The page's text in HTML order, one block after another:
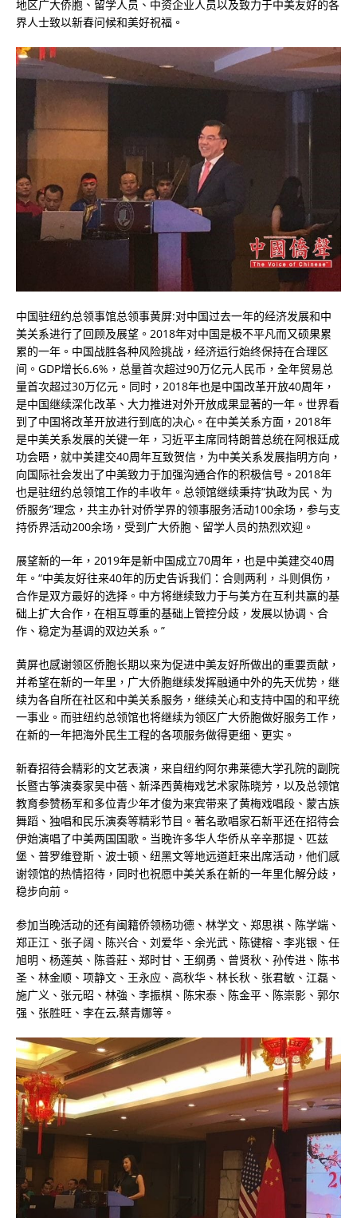
地区广大侨胞、留学人员、中资企业人员以及致力于中美友好的各
界人士致以新春问候和美好祝福。
中国驻纽约总领事馆总领事黄屏:对中国过去一年的经济发展和中
美关系进行了回顾及展望。2018年对中国是极不平凡而又硕果累
累的一年。中国战胜各种风险挑战，经济运行始终保持在合理区
间。GDP增长6.6%，总量首次超过90万亿元人民币，全年贸易总
量首次超过30万亿元。同时，2018年也是中国改革开放40周年，
是中国继续深化改革、大力推进对外开放成果显著的一年。世界看
到了中国将改革开放进行到底的决心。在中美关系方面，2018年
是中美关系发展的关键一年，习近平主席同特朗普总统在阿根廷成
功会晤，就中美建交40周年互致贺信，为中美关系发展指明方向，
向国际社会发出了中美致力于加强沟通合作的积极信号。2018年
也是驻纽约总领馆工作的丰收年。总领馆继续秉持“执政为民、为
侨服务”理念，共主办针对侨学界的领事服务活动100余场，参与支
持侨界活动200余场，受到广大侨胞、留学人员的热烈欢迎。
展望新的一年，2019年是新中国成立70周年，也是中美建交40周
年。“中美友好往来40年的历史告诉我们：合则两利，斗则俱伤，
合作是双方最好的选择。中方将继续致力于与美方在互利共赢的基
础上扩大合作，在相互尊重的基础上管控分歧，发展以协调、合
作、稳定为基调的双边关系。”
黄屏也感谢领区侨胞长期以来为促进中美友好所做出的重要贡献，
并希望在新的一年里，广大侨胞继续发挥融通中外的先天优势，继
续为各自所在社区和中美关系服务，继续关心和支持中国的和平统
一事业。而驻纽约总领馆也将继续为领区广大侨胞做好服务工作，
在新的一年把海外民生工程的各项服务做得更细、更实。
新春招待会精彩的文艺表演，来自纽约阿尔弗莱德大学孔院的副院
长暨古筝演奏家吴中蓓、新泽西黄梅戏艺术家陈晓芳，以及总领馆
教育参赞杨军和多位青少年才俊为来宾带来了黄梅戏唱段、蒙古族
舞蹈、独唱和民乐演奏等精彩节目。著名歌唱家石新平还在招待会
伊始演唱了中美两国国歌。当晚许多华人华侨从辛辛那提、匹兹
堡、普罗维登斯、波士顿、纽黑文等地远道赶来出席活动，他们感
谢领馆的热情招待，同时也祝愿中美关系在新的一年里化解分歧，
稳步向前。
参加当晚活动的还有闽籍侨领杨功德、林学文、郑思祺、陈学端、
郑正江、张子阔、陈兴合、刘爱华、余光武、陈键榕、李兆银、任
旭明、杨莲英、陈善莊、郑时甘、王纲勇、曾贤秋、孙传进、陈书
圣、林金顺、项静文、王永应、高秋华、林长秋、张君敏、江磊、
施广义、张元昭、林強、李振棋、陈宋泰、陈金平、陈崇影、郭尔
强、张胜旺、李在云,蔡青娜等。